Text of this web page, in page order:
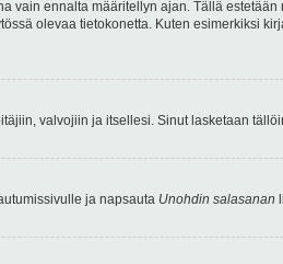
vain ennalta määritellyn ajan. Tällä
olevaa tietokonetta. Kuten esimerkiksi
valvojiin ja itsellesi. Sinut lasketaan
ja napsauta Unohdin salasanan